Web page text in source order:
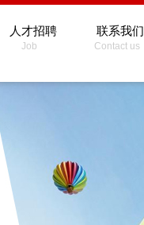
Contact us
人才招聘 联系我们